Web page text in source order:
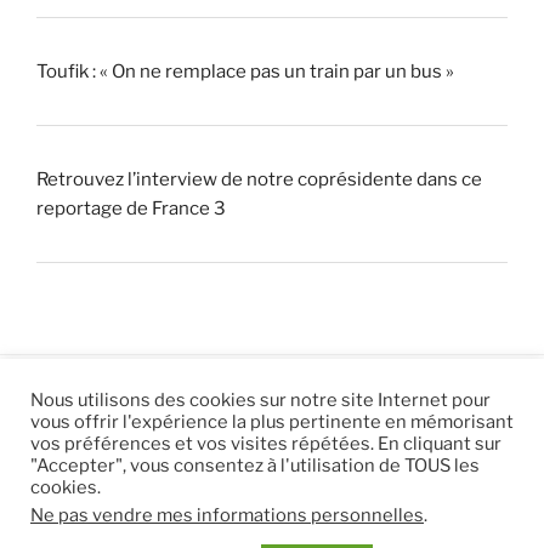
Toufik : « On ne remplace pas un train par un bus »
Retrouvez l’interview de notre coprésidente dans ce
reportage de France 3
© 2026 |Mentions légales|Hébergement Eur’Net.|
RSS|sitemap
Nous utilisons des cookies sur notre site Internet pour
vous offrir l'expérience la plus pertinente en mémorisant
vos préférences et vos visites répétées. En cliquant sur
"Accepter", vous consentez à l'utilisation de TOUS les
cookies.
Ne pas vendre mes informations personnelles.